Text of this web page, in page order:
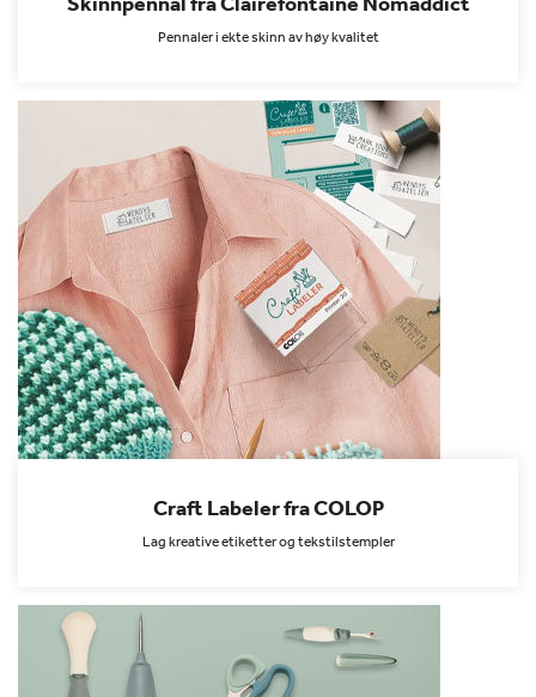
Pennaler i ekte skinn av høy kvalitet
Craft Labeler fra COLOP
Lag kreative etiketter og tekstilstempler